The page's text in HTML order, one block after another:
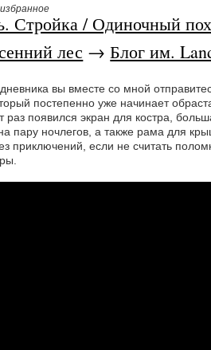
Стройка / Одиночный
лес →Блог им.
вы вместе со мной
постепенно уже начинает
раз появился экран для костра,
пару ночлегов, а также рама для
приключений, если не считать